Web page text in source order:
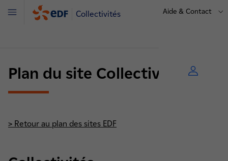
Collectivités Aide & Contact
Menu
Plan du site Collectivites
> Retour au plan des sites EDF